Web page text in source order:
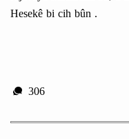
Hesekê bi cih bûn .
306